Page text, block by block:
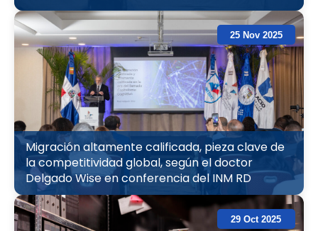
25 Nov 2025
Migración altamente calificada, pieza clave de
la competitividad global, según el doctor
Delgado Wise en conferencia del INM RD
29 Oct 2025